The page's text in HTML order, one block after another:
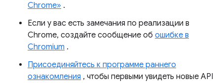
Chrome» .
Если у вас есть замечания по реализации в
Chrome, создайте сообщение об ошибке в
Chromium .
Присоединяйтесь к программе раннего
ознакомления , чтобы первыми увидеть новые API